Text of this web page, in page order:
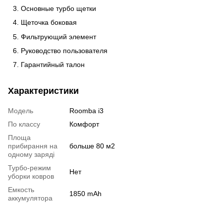
Основные турбо щетки
Щеточка боковая
Фильтрующий элемент
Руководство пользователя
Гарантийный талон
Характеристики
Модель
Roomba i3
По классу
Комфорт
Площа
прибирання на
одному заряді
больше 80 м2
Турбо-режим
уборки ковров
Нет
Емкость
аккумулятора
1850 mAh